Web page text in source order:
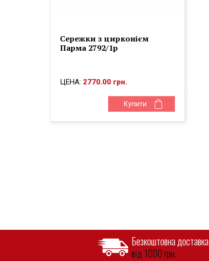
Сережки з цирконієм
Парма 2792/1р
ЦЕНА: 2770.00 грн.
Купити
Безкоштовна доставка
від 1000 грн.